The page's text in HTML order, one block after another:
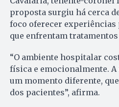
proposta surgiu há cerca
foco oferecer experiências
que enfrentam
“O ambiente hospitalar
física e emocionalmente.
um momento diferente,
dos pacientes”, afirma.